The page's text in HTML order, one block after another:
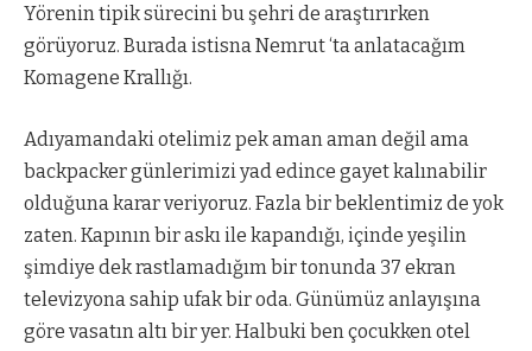
Yörenin tipik sürecini bu şehri de araştırırken
görüyoruz. Burada istisna Nemrut ‘ta anlatacağım
Komagene Krallığı.
Adıyamandaki otelimiz pek aman aman değil ama
backpacker günlerimizi yad edince gayet kalınabilir
olduğuna karar veriyoruz. Fazla bir beklentimiz de yok
zaten. Kapının bir askı ile kapandığı, içinde yeşilin
şimdiye dek rastlamadığım bir tonunda 37 ekran
televizyona sahip ufak bir oda. Günümüz anlayışına
göre vasatın altı bir yer. Halbuki ben çocukken otel